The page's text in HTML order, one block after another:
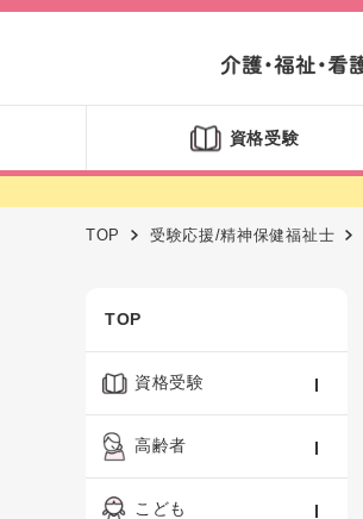
資格受験
TOP 受験応援/精神保健福祉士
TOP
資格受験
ケアマネジャー
高齢者
認知症ケア・介護技術
こども